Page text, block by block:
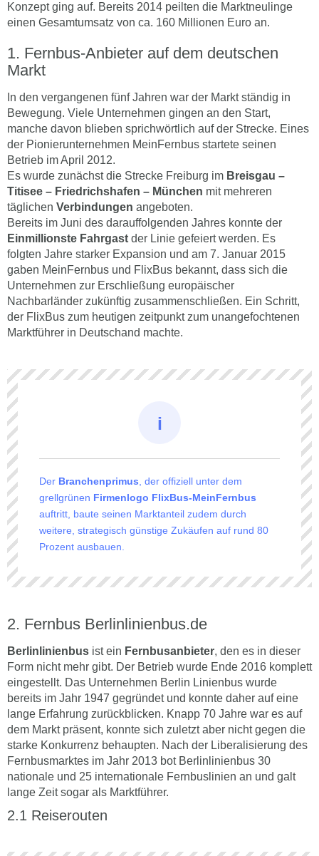
Konzept ging auf. Bereits 2014 peilten die Marktneulinge
einen Gesamtumsatz von ca. 160 Millionen Euro an.
Fernbus-Anbieter auf dem deutschen
Markt
In den vergangenen fünf Jahren war der Markt ständig in
Bewegung. Viele Unternehmen gingen an den Start,
manche davon blieben sprichwörtlich auf der Strecke. Eines
der Pionierunternehmen MeinFernbus startete seinen
Betrieb im April 2012.
Es wurde zunächst die Strecke Freiburg im Breisgau –
Titisee – Friedrichshafen – München mit mehreren
täglichen Verbindungen angeboten.
Bereits im Juni des darauffolgenden Jahres konnte der
Einmillionste Fahrgast der Linie gefeiert werden. Es
folgten Jahre starker Expansion und am 7. Januar 2015
gaben MeinFernbus und FlixBus bekannt, dass sich die
Unternehmen zur Erschließung europäischer
Nachbarländer zukünftig zusammenschließen. Ein Schritt,
der FlixBus zum heutigen zeitpunkt zum unangefochtenen
Marktführer in Deutschand machte.
Der Branchenprimus , der offiziell unter dem
grellgrünen Firmenlogo FlixBus-MeinFernbus
auftritt, baute seinen Marktanteil zudem durch
weitere, strategisch günstige Zukäufen auf rund 80
Prozent ausbauen.
Fernbus Berlinlinienbus.de
Berlinlinienbus ist ein Fernbusanbieter, den es in dieser
Form nicht mehr gibt. Der Betrieb wurde Ende 2016 komplett
eingestellt. Das Unternehmen Berlin Linienbus wurde
bereits im Jahr 1947 gegründet und konnte daher auf eine
lange Erfahrung zurückblicken. Knapp 70 Jahre war es auf
dem Markt präsent, konnte sich zuletzt aber nicht gegen die
starke Konkurrenz behaupten. Nach der Liberalisierung des
Fernbusmarktes im Jahr 2013 bot Berlinlinienbus 30
nationale und 25 internationale Fernbuslinien an und galt
lange Zeit sogar als Marktführer.
Reiserouten